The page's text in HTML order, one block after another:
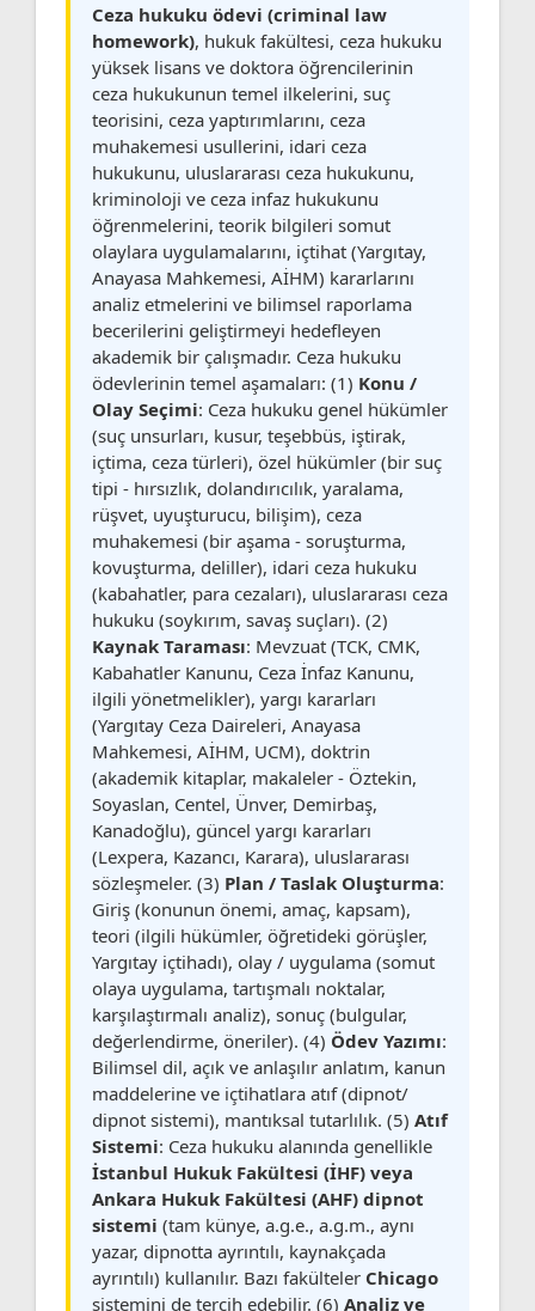
Ceza hukuku ödevi (criminal law
homework), hukuk fakültesi, ceza hukuku
yüksek lisans ve doktora öğrencilerinin
ceza hukukunun temel ilkelerini, suç
teorisini, ceza yaptırımlarını, ceza
muhakemesi usullerini, idari ceza
hukukunu, uluslararası ceza hukukunu,
kriminoloji ve ceza infaz hukukunu
öğrenmelerini, teorik bilgileri somut
olaylara uygulamalarını, içtihat (Yargıtay,
Anayasa Mahkemesi, AİHM) kararlarını
analiz etmelerini ve bilimsel raporlama
becerilerini geliştirmeyi hedefleyen
akademik bir çalışmadır. Ceza hukuku
ödevlerinin temel aşamaları: (1) Konu /
Olay Seçimi: Ceza hukuku genel hükümler
(suç unsurları, kusur, teşebbüs, iştirak,
içtima, ceza türleri), özel hükümler (bir suç
tipi - hırsızlık, dolandırıcılık, yaralama,
rüşvet, uyuşturucu, bilişim), ceza
muhakemesi (bir aşama - soruşturma,
kovuşturma, deliller), idari ceza hukuku
(kabahatler, para cezaları), uluslararası ceza
hukuku (soykırım, savaş suçları). (2)
Kaynak Taraması: Mevzuat (TCK, CMK,
Kabahatler Kanunu, Ceza İnfaz Kanunu,
ilgili yönetmelikler), yargı kararları
(Yargıtay Ceza Daireleri, Anayasa
Mahkemesi, AİHM, UCM), doktrin
(akademik kitaplar, makaleler - Öztekin,
Soyaslan, Centel, Ünver, Demirbaş,
Kanadoğlu), güncel yargı kararları
(Lexpera, Kazancı, Karara), uluslararası
sözleşmeler. (3) Plan / Taslak Oluşturma:
Giriş (konunun önemi, amaç, kapsam),
teori (ilgili hükümler, öğretideki görüşler,
Yargıtay içtihadı), olay / uygulama (somut
olaya uygulama, tartışmalı noktalar,
karşılaştırmalı analiz), sonuç (bulgular,
değerlendirme, öneriler). (4) Ödev Yazımı:
Bilimsel dil, açık ve anlaşılır anlatım, kanun
maddelerine ve içtihatlara atıf (dipnot/
dipnot sistemi), mantıksal tutarlılık. (5) Atıf
Sistemi: Ceza hukuku alanında genellikle
İstanbul Hukuk Fakültesi (İHF) veya
Ankara Hukuk Fakültesi (AHF) dipnot
sistemi (tam künye, a.g.e., a.g.m., aynı
yazar, dipnotta ayrıntılı, kaynakçada
ayrıntılı) kullanılır. Bazı fakülteler Chicago
sistemini de tercih edebilir. (6) Analiz ve